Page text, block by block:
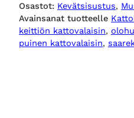
k
k
a
Osastot: Kevätsisustus,
Avainsanat tuotteelle
keittiön kattovalaisin,
puinen kattovalaisin,